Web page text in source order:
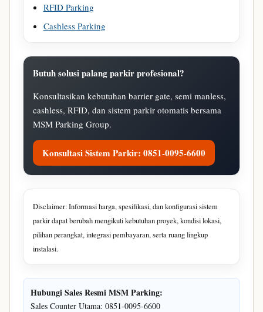
RFID Parking
Cashless Parking
Butuh solusi palang parkir profesional?
Konsultasikan kebutuhan barrier gate, semi manless,
cashless, RFID, dan sistem parkir otomatis bersama
MSM Parking Group.
Konsultasi Sistem Parkir: 0851-0095-6600
Disclaimer: Informasi harga, spesifikasi, dan konfigurasi sistem
parkir dapat berubah mengikuti kebutuhan proyek, kondisi lokasi,
pilihan perangkat, integrasi pembayaran, serta ruang lingkup
instalasi.
Hubungi Sales Resmi MSM Parking:
Sales Counter Utama: 0851-0095-6600